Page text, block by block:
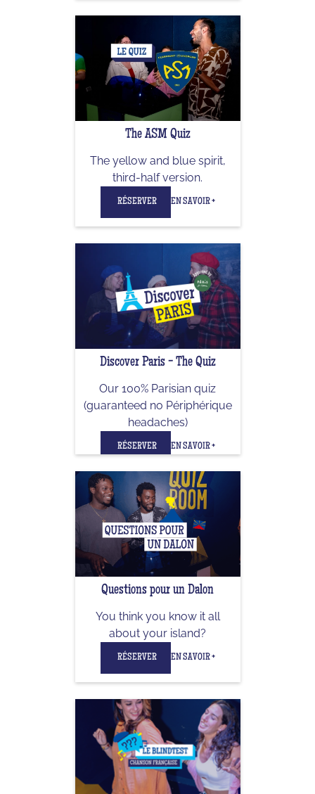
The ASM Quiz
The yellow and blue spirit,
third-half version.
RÉSERVER EN SAVOIR +
Discover Paris - The Quiz
Our 100% Parisian quiz
(guaranteed no Périphérique
headaches)
RÉSERVER EN SAVOIR +
Questions pour un Dalon
You think you know it all
about your island?
RÉSERVER EN SAVOIR +